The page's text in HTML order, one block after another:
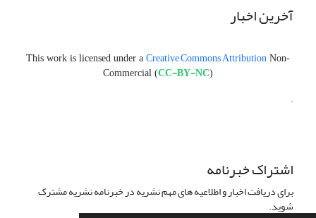
آخرین اخبار
This work is licensed under a Creative Commons Attribution Non-
Commercial (CC-BY-NC)
.
اشتراک خبرنامه
برای دریافت اخبار و اطلاعیه های مهم نشریه در خبرنامه نشریه مشترک
شوید.